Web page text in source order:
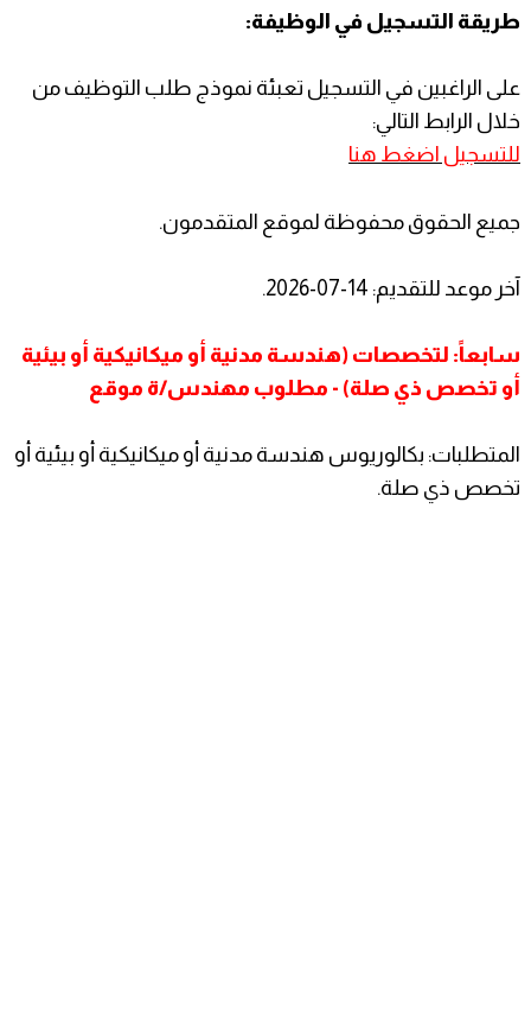
طريقة التسجيل في الوظيفة:
على الراغبين في التسجيل تعبئة نموذج طلب التوظيف من
خلال الرابط التالي:
للتسجيل اضغط هنا
جميع الحقوق محفوظة لموقع المتقدمون.
آخر موعد للتقديم: 14-07-2026.
سابعاً: لتخصصات (هندسة مدنية أو ميكانيكية أو بيئية
أو تخصص ذي صلة) - مطلوب مهندس/ة موقع
المتطلبات: بكالوريوس هندسة مدنية أو ميكانيكية أو بيئية أو
تخصص ذي صلة.